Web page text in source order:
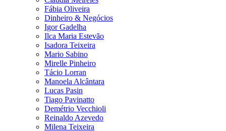
Fábia Oliveira
Dinheiro & Negócios
Igor Gadelha
Ilca Maria Estevão
Isadora Teixeira
Mario Sabino
Mirelle Pinheiro
Tácio Lorran
Manoela Alcântara
Lucas Pasin
Tiago Pavinatto
Demétrio Vecchioli
Reinaldo Azevedo
Milena Teixeira